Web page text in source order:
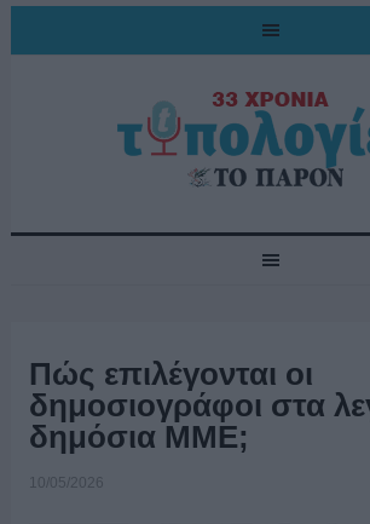
Πώς επιλέγονται οι
δημοσιογράφοι στα
δημόσια ΜΜΕ;
10/05/2026